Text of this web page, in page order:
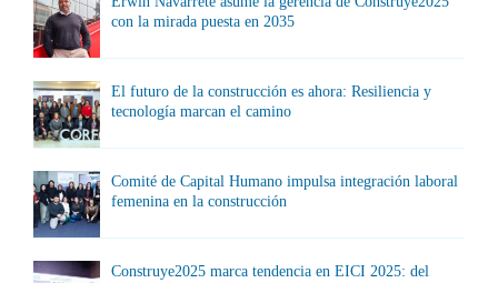
con la mirada puesta en 2035
El futuro de la construcción es ahora: Resiliencia y
tecnología marcan el camino
Comité de Capital Humano impulsa integración laboral
femenina en la construcción
Construye2025 marca tendencia en EICI 2025: del